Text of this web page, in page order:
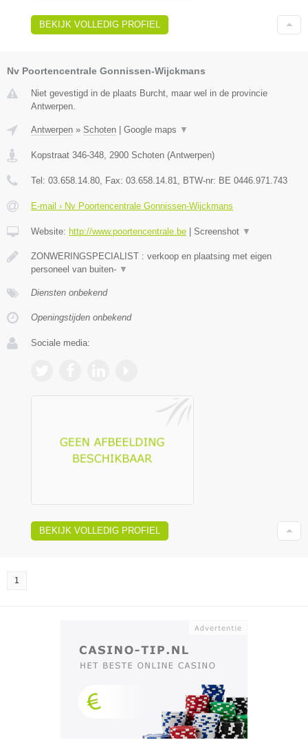
BEKIJK VOLLEDIG PROFIEL
Nv Poortencentrale Gonnissen-Wijckmans
Niet gevestigd in de plaats Burcht, maar wel in de provincie
Antwerpen.
Antwerpen » Schoten Google maps ▼
Kopstraat 346-348 2900 Schoten (Antwerpen)
Tel: 03.658.14.80 , Fax: 03.658.14.81 , BTW-nr: BE 0446.971.743
E-mail › Nv Poortencentrale Gonnissen-Wijckmans
Website: http://www.poortencentrale.be Screenshot ▼
ZONWERINGSPECIALIST : verkoop en plaatsing met eigen
personeel van buiten- ▼
Diensten onbekend
Openingstijden onbekend
Sociale media:
BEKIJK VOLLEDIG PROFIEL
1